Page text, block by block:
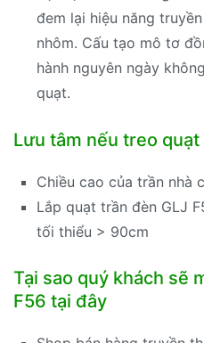
đem lại hiệu năng
nhôm. Cấu tạo mô tơ
hành nguyên ngày
quạt.
Lưu tâm nếu treo
Chiều cao của trần nhà
Lắp quạt trần đèn GLJ
tối thiểu > 90cm
Tại sao quý khách sẽ
F56 tại đây